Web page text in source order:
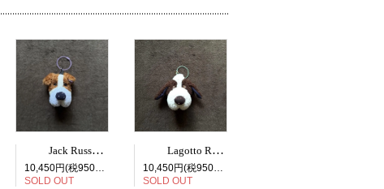
Jack Russell Terrier face bag charm
10,450円(税950円)
SOLD OUT
Lagotto Romagnolo face bag charm
10,450円(税950円)
SOLD OUT